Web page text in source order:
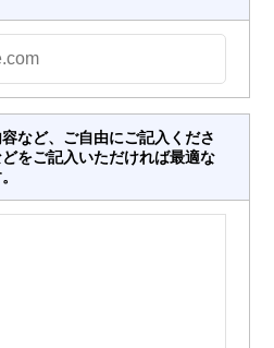
など、ご自由にご記入くださ
をご記入いただければ最適な